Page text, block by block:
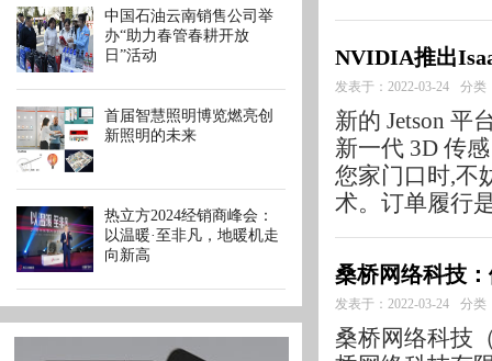
中国石油云南销售公司举
办“助力春管春耕开放
日”活动
首届智慧照明博览燃亮创
新照明的未来
热立方2024经销商峰会：
以温暖·至非凡，地暖机走
向新高
NVIDIA推出
发表于：2022-03-24 分类
新的 Jetson 平
新一代 3D 传
您家门口时,不
术。订单履行
桑桥网络科技
发表于：2022-03-24 分类
桑桥网络科技